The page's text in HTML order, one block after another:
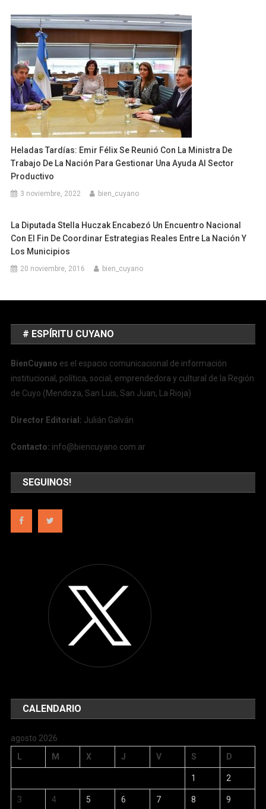
Heladas Tardías: Emir Félix Se Reunió Con La Ministra De
Trabajo De La Nación Para Gestionar Una Ayuda Al Sector
Productivo
3 noviembre, 2022 bien_cuyano
La Diputada Stella Huczak Encabezó Un Encuentro Nacional
Con El Fin De Coordinar Estrategias Reales Entre La Nación Y
Los Municipios
20 noviembre, 2016 bien_cuyano
# ESPÍRITU CUYANO
BienCuyano es el espacio comunicacional de información
institucional, política, social, emprendedora y cultural de la Región
de Cuyo (Mendoza, San Luis, San Juan, La Rioja)
Director Editorial: Julián Galván
Contacto: info@biencuyano.com.ar
SEGUINOS!
CALENDARIO
agosto 2026
L
M X J V S D
1 2
3 4 5 6 7 8 9